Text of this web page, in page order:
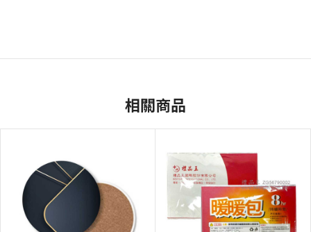
相關商品